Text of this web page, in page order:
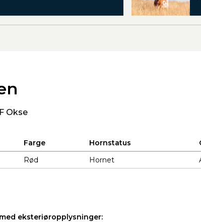
Okse
Farge Hornstatus
Rød Hornet
eksteriøropplysninger: